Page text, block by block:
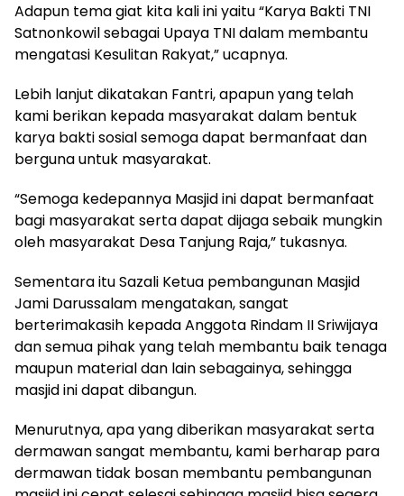
Adapun tema giat kita kali ini yaitu “Karya Bakti TNI
Satnonkowil sebagai Upaya TNI dalam membantu
mengatasi Kesulitan Rakyat,” ucapnya.
Lebih lanjut dikatakan Fantri, apapun yang telah
kami berikan kepada masyarakat dalam bentuk
karya bakti sosial semoga dapat bermanfaat dan
berguna untuk masyarakat.
“Semoga kedepannya Masjid ini dapat bermanfaat
bagi masyarakat serta dapat dijaga sebaik mungkin
oleh masyarakat Desa Tanjung Raja,” tukasnya.
Sementara itu Sazali Ketua pembangunan Masjid
Jami Darussalam mengatakan, sangat
berterimakasih kepada Anggota Rindam II Sriwijaya
dan semua pihak yang telah membantu baik tenaga
maupun material dan lain sebagainya, sehingga
masjid ini dapat dibangun.
Menurutnya, apa yang diberikan masyarakat serta
dermawan sangat membantu, kami berharap para
dermawan tidak bosan membantu pembangunan